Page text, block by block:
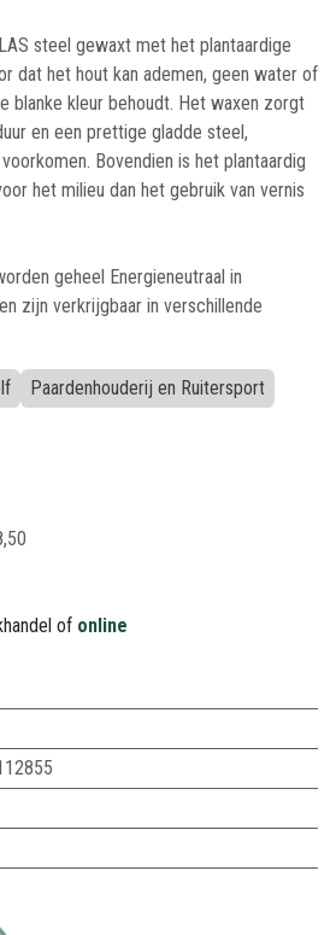
steel gewaxt met het plantaardige
dat het hout kan ademen, geen water of
blanke kleur behoudt. Het waxen zorgt
en een prettige gladde steel,
Bovendien is het plantaardig
het milieu dan het gebruik van vernis
geheel Energieneutraal in
zijn verkrijgbaar in verschillende
Paardenhouderij en Ruitersport
of online